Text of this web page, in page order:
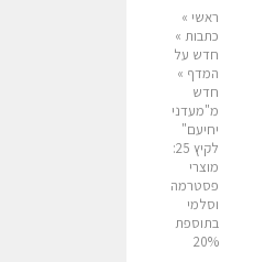
ראשי »
כתבות »
חדש על
המדף »
חדש
מ"מעדני
יחיעם"
לקיץ 25:
מוצרי
פסטרמה
וסלמי
בתוספת
20%